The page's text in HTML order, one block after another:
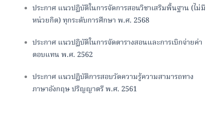
ประกาศ แนวปฏิบัติในการจัดการสอนวิชาเสริมพื้นฐาน (ไม่มี
หน่วยกิต) ทุกระดับการศึกษา พ.ศ. 2568
ประกาศ แนวปฏิบัติในการจัดตารางสอนและการเบิกจ่ายค่า
ตอบแทน พ.ศ. 2562
ประกาศ แนวปฏิบัติการสอบวัดความรู้ความสามารถทาง
ภาษาอังกฤษ ปริญญาตรี พ.ศ. 2561